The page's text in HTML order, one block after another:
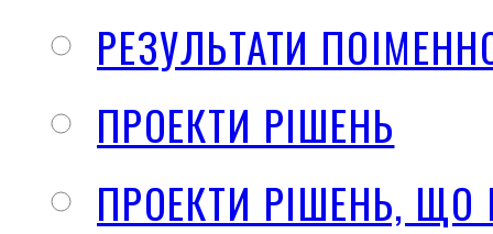
РЕЗУЛЬТАТИ
ПРОЕКТИ РІШЕНЬ
ПРОЕКТИ РІШЕНЬ,